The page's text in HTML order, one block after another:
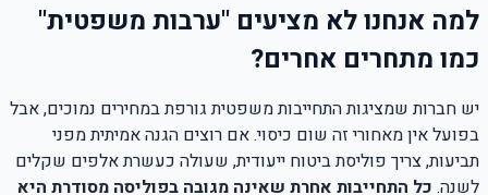
למה אנחנו לא מציעים "ערבות משפטית"
כמו מתחרים אחרים?
יש חברות שמציגות התחייבות משפטית גורפת במחירים נמוכים, אבל
בפועל אין מאחורי זה שום כיסוי. אם רוצים הגנה אמיתית מפני
תביעות, צריך פוליסת ביטוח ייעודית, שעולה כעשרת אלפים שקלים
לשנה. כל התחייבות אחרת שאינה מגובה בפוליסה מסודרת היא